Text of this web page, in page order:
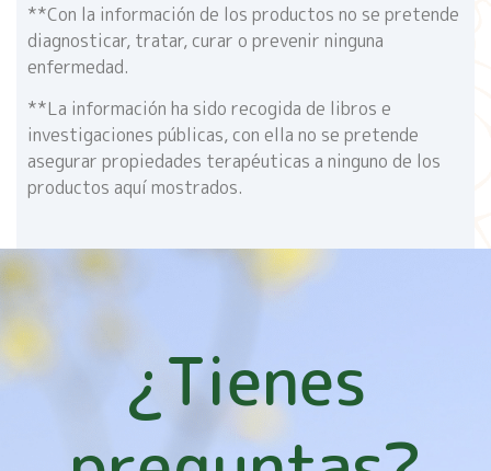
**Con la información de los productos no se pretende
diagnosticar, tratar, curar o prevenir ninguna
enfermedad.
**La información ha sido recogida de libros e
investigaciones públicas, con ella no se pretende
asegurar propiedades terapéuticas a ninguno de los
productos aquí mostrados.
¿Tienes